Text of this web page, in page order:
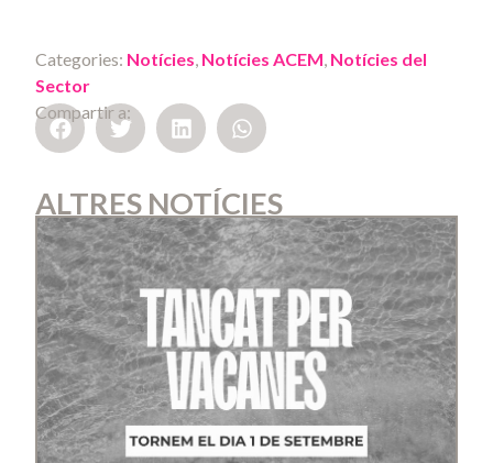
Categories: Notícies, Notícies ACEM, Notícies del
Sector
Compartir a:
ALTRES NOTÍCIES